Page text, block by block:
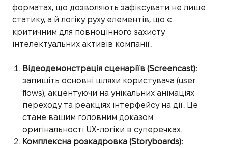
форматах, що дозволяють зафіксувати не лише
статику, а й логіку руху елементів, що є
критичним для повноцінного захисту
інтелектуальних активів компанії.
Відеодемонстрація сценаріїв (Screencast):
запишіть основні шляхи користувача (user
flows), акцентуючи на унікальних анімаціях
переходу та реакціях інтерфейсу на дії. Це
стане вашим головним доказом
оригінальності UX-логіки в суперечках.
Комплексна розкадровка (Storyboards):